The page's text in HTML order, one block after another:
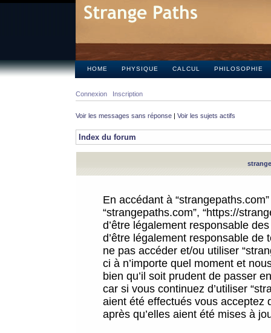
HOME PHYSIQUE CALCUL PHILOSOPHIE
Connexion Inscription
Voir les messages sans réponse | Voir les sujets actifs
Index du forum
En accédant à
“strangepaths.com”, “https://
d’être légalement responsable
d’être légalement responsable
ne pas accéder et/ou utiliser
ci à n’importe quel moment et
bien qu’il soit prudent de passer
car si vous continuez d’utiliser
aient été effectués vous acceptez
après qu’elles aient été mises à